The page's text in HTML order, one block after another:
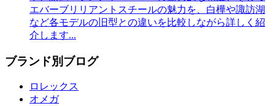
エバーブリリアントスチールの魅力を、白樺や諏訪湖
など各モデルの旧型との違いを比較しながら詳しく紹
介します...
ブランド別ブログ
ロレックス
オメガ